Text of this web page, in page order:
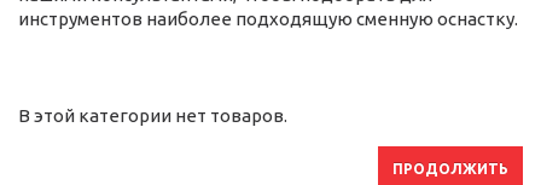
инструментов наиболее подходящую сменную оснастку.
В этой категории нет товаров.
ПРОДОЛЖИТЬ